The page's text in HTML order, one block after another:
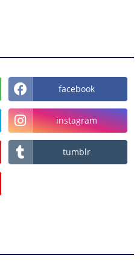
facebook
instagram
tumblr